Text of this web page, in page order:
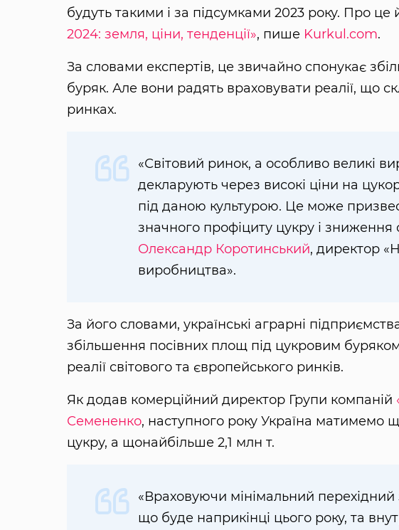
будуть такими і за підсумками 2023 року. Про це
2024: земля, ціни, тенденції», пише Kurkul.com.
За словами експертів, це звичайно спонукає
буряк. Але вони радять враховувати реалії, що
ринках.
«Світовий ринок, а особливо великі
декларують через високі ціни на
під даною культурою. Це може
значного профіциту цукру і зниження
Олександр Коротинський, директор
виробництва».
За його словами, українські аграрні
збільшення посівних площ під цукровим
реалії світового та європейського ринків.
Як додав комерційний директор Групи компаній
Семененко, наступного року Україна
цукру, а щонайбільше 2,1 млн т.
«Враховуючи мінімальний перехідний
що буде наприкінці цього року, та